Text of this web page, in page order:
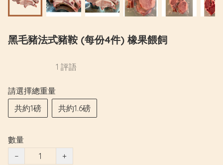
黑毛豬法式豬鞍 (每份4件) 橡果餵飼
1 評語
請選擇總重量
共約1磅
共約1.6磅
數量
−
+